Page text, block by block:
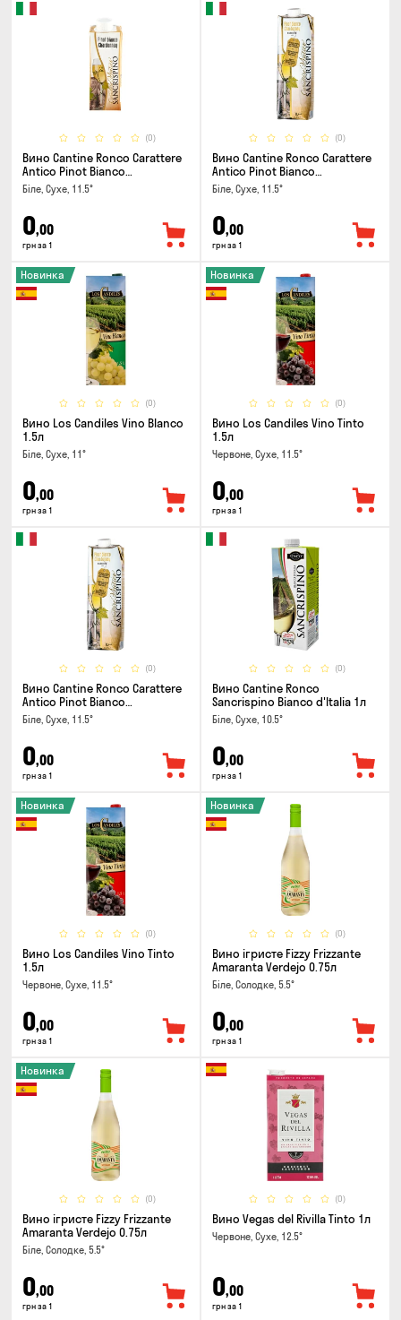
(0)
Вино Cantine Ronco Carattere
Antico Pinot Bianco
Chardonnay Rubicone IGT 0.25л
Біле, Сухе, 11.5°
0,00
грн за 1
(0)
Вино Cantine Ronco Carattere
Antico Pinot Bianco
Chardonnay Rubicone IGT 1л
Біле, Сухе, 11.5°
0,00
грн за 1
(0)
Новинка
Вино Los Candiles Vino Blanco
1.5л
Біле, Сухе, 11°
0,00
грн за 1
(0)
Новинка
Вино Los Candiles Vino Tinto
1.5л
Червоне, Сухе, 11.5°
0,00
грн за 1
(0)
Вино Cantine Ronco Carattere
Antico Pinot Bianco
Chardonnay Rubicone IGT 1л
Біле, Сухе, 11.5°
0,00
грн за 1
(0)
Вино Cantine Ronco
Sancrispino Bianco d'Italia 1л
Біле, Сухе, 10.5°
0,00
грн за 1
(0)
Новинка
Вино Los Candiles Vino Tinto
1.5л
Червоне, Сухе, 11.5°
0,00
грн за 1
(0)
Новинка
Вино ігристе Fizzy Frizzante
Amaranta Verdejo 0.75л
Біле, Солодке, 5.5°
0,00
грн за 1
(0)
Новинка
Вино ігристе Fizzy Frizzante
Amaranta Verdejo 0.75л
Біле, Солодке, 5.5°
0,00
грн за 1
(0)
Вино Vegas del Rivilla Tinto 1л
Червоне, Сухе, 12.5°
0,00
грн за 1